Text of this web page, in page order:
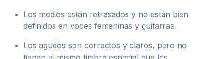
Los medios están retrasados y no están bien
definidos en voces femeninas y guitarras.
Los agudos son correctos y claros, pero no
tienen el mismo timbre especial que los